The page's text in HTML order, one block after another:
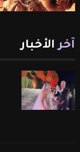
آخر الأخبار